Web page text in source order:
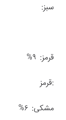
:قرمز